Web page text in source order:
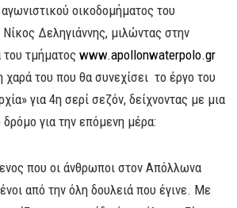
οικοδομήματος του
Δεληγιάννης, μιλώντας στην
του τμήματος www.apollonwaterpolo.gr
του που θα συνεχίσει το έργο του
για 4η σερί σεζόν, δείχνοντας με μια
για την επόμενη μέρα:
που οι άνθρωποι στον Απόλλωνα
από την όλη δουλειά που έγινε. Με